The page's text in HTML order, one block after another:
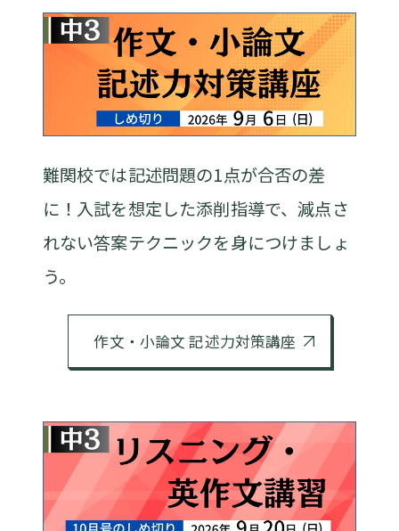
難関校では記述問題の1点が合否の差
に！入試を想定した添削指導で、減点さ
れない答案テクニックを身につけましょ
う。
作文・小論文 記述力対策講座